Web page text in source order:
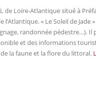
de Loire-Atlantique situé à
« Le Soleil de Jade
randonnée pédestre…).
et des informations
la faune et la flore du littoral.